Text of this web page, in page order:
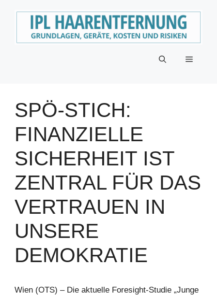
Menü
SPÖ-STICH:
FINANZIELLE
SICHERHEIT IST
ZENTRAL FÜR DAS
VERTRAUEN IN
UNSERE
DEMOKRATIE
Wien (OTS) – Die aktuelle Foresight-Studie „Junge